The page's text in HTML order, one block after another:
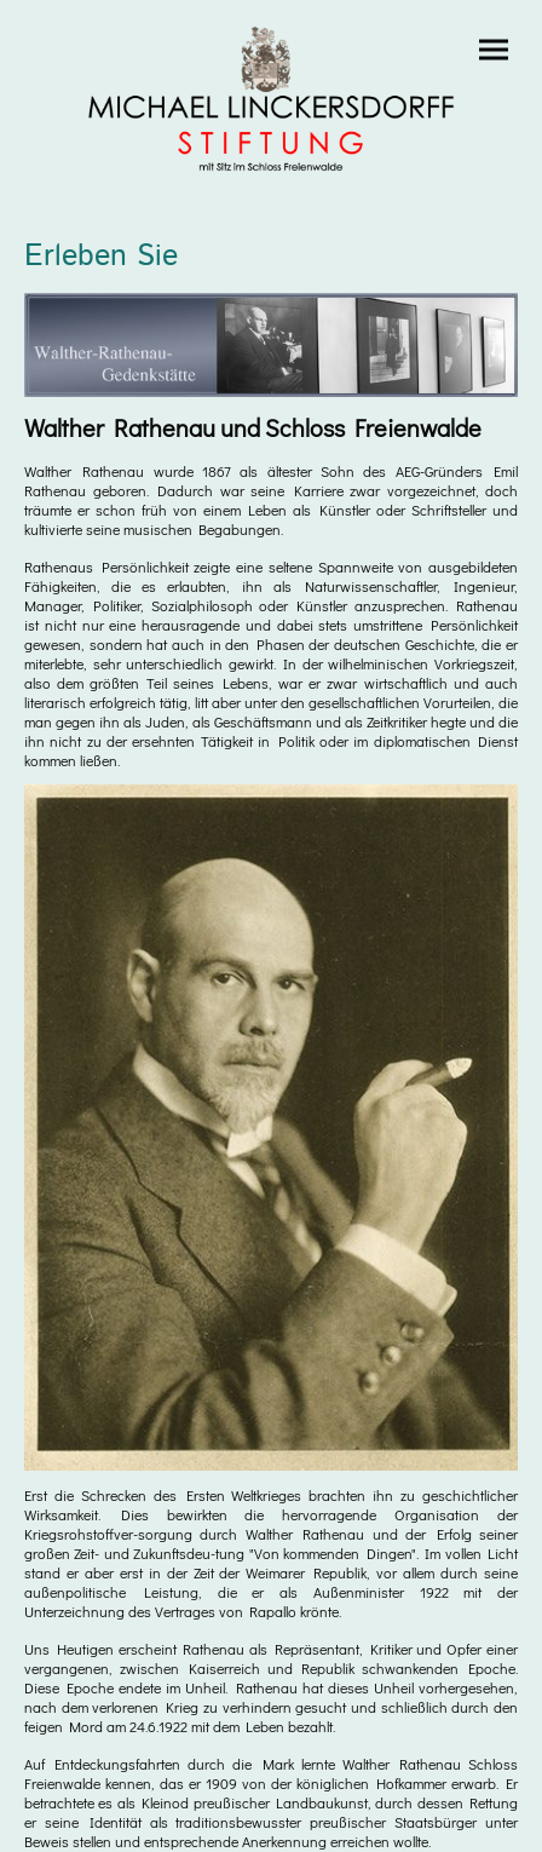
Erleben Sie
Walther Rathenau und Schloss Freienwalde
Walther Rathenau wurde 1867 als ältester Sohn des AEG-Gründers Emil
Rathenau geboren. Dadurch war seine Karriere zwar vorgezeichnet, doch
träumte er schon früh von einem Leben als Künstler oder Schriftsteller und
kultivierte seine musischen Begabungen.
Rathenaus Persönlichkeit zeigte eine seltene Spannweite von ausgebildeten
Fähigkeiten, die es erlaubten, ihn als Naturwissenschaftler, Ingenieur,
Manager, Politiker, Sozialphilosoph oder Künstler anzusprechen. Rathenau
ist nicht nur eine herausragende und dabei stets umstrittene Persönlichkeit
gewesen, sondern hat auch in den Phasen der deutschen Geschichte, die er
miterlebte, sehr unterschiedlich gewirkt. In der wilhelminischen Vorkriegszeit,
also dem größten Teil seines Lebens, war er zwar wirtschaftlich und auch
literarisch erfolgreich tätig, litt aber unter den gesellschaftlichen Vorurteilen, die
man gegen ihn als Juden, als Geschäftsmann und als Zeitkritiker hegte und die
ihn nicht zu der ersehnten Tätigkeit in Politik oder im diplomatischen Dienst
kommen ließen.
Erst die Schrecken des Ersten Weltkrieges brachten ihn zu geschichtlicher
Wirksamkeit. Dies bewirkten die hervorragende Organisation der
Kriegsrohstoffver-sorgung durch Walther Rathenau und der Erfolg seiner
großen Zeit- und Zukunftsdeu-tung "Von kommenden Dingen". Im vollen Licht
stand er aber erst in der Zeit der Weimarer Republik, vor allem durch seine
außenpolitische Leistung, die er als Außenminister 1922 mit der
Unterzeichnung des Vertrages von Rapallo krönte.
Uns Heutigen erscheint Rathenau als Repräsentant, Kritiker und Opfer einer
vergangenen, zwischen Kaiserreich und Republik schwankenden Epoche.
Diese Epoche endete im Unheil. Rathenau hat dieses Unheil vorhergesehen,
nach dem verlorenen Krieg zu verhindern gesucht und schließlich durch den
feigen Mord am 24.6.1922 mit dem Leben bezahlt.
Auf Entdeckungsfahrten durch die Mark lernte Walther Rathenau Schloss
Freienwalde kennen, das er 1909 von der königlichen Hofkammer erwarb. Er
betrachtete es als Kleinod preußischer Landbaukunst, durch dessen Rettung
er seine Identität als traditionsbewusster preußischer Staatsbürger unter
Beweis stellen und entsprechende Anerkennung erreichen wollte.